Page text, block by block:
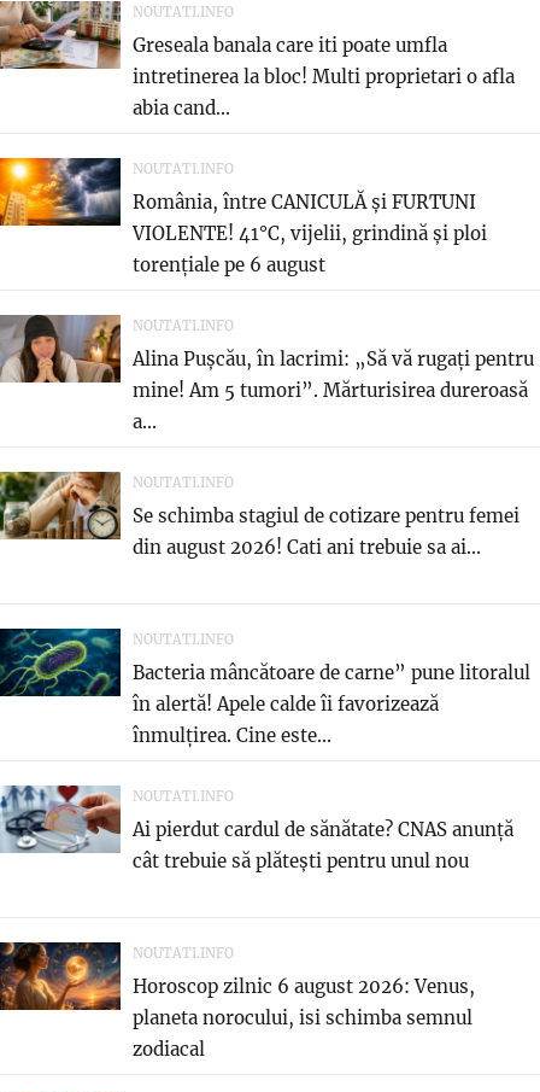
NOUTATI.INFO
Greseala banala care iti poate umfla
intretinerea la bloc! Multi proprietari o afla
abia cand...
NOUTATI.INFO
România, între CANICULĂ și FURTUNI
VIOLENTE! 41°C, vijelii, grindină și ploi
torențiale pe 6 august
NOUTATI.INFO
Alina Pușcău, în lacrimi: „Să vă rugați pentru
mine! Am 5 tumori”. Mărturisirea dureroasă
a...
NOUTATI.INFO
Se schimba stagiul de cotizare pentru femei
din august 2026! Cati ani trebuie sa ai...
NOUTATI.INFO
Bacteria mâncătoare de carne” pune litoralul
în alertă! Apele calde îi favorizează
înmulțirea. Cine este...
NOUTATI.INFO
Ai pierdut cardul de sănătate? CNAS anunță
cât trebuie să plătești pentru unul nou
NOUTATI.INFO
Horoscop zilnic 6 august 2026: Venus,
planeta norocului, isi schimba semnul
zodiacal